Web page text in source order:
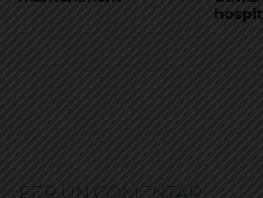
FER UN COMENTARI